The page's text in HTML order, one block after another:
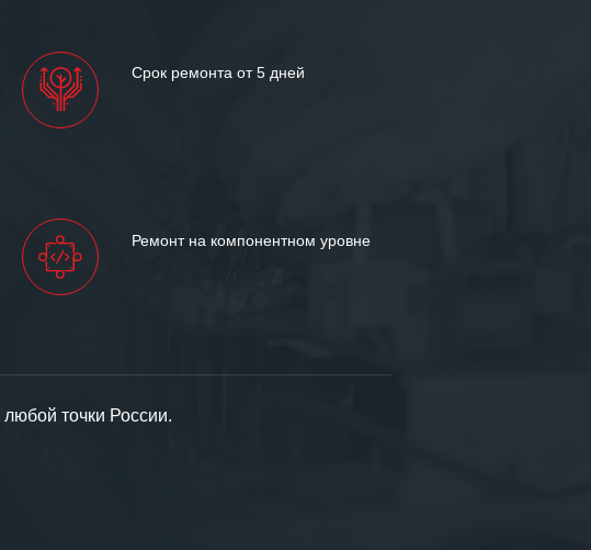
Срок ремонта от 5 дней
Ремонт на компонентном уровне
точки России.